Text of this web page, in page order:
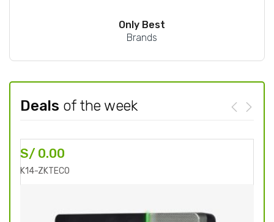
Only Best
Brands
Deals of the week
S/ 0.00
K14-ZKTECO